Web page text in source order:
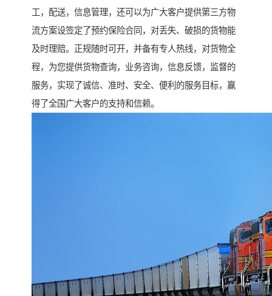
工，配送，信息管理，还可以为广大客户提供第三方物
流方案设签定了预约保险合同，对丢失、破损的货物能
及时理赔。正规随时可开，并备有专人热线，对货物全
程，为您提供货物查询，业务咨询，信息反馈，监督的
服务，实现了诚信、准时、安全、便利的服务目标，赢
得了全国广大客户的支持和信赖。